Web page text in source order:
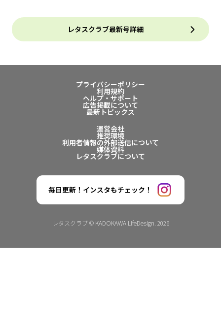
レタスクラブ最新号詳細
プライバシーポリシー
利用規約
ヘルプ・サポート
広告掲載について
最新トピックス
運営会社
推奨環境
利用者情報の外部送信について
媒体資料
レタスクラブについて
毎日更新！インスタもチェック！
レタスクラブ © KADOKAWA LifeDesign. 2026